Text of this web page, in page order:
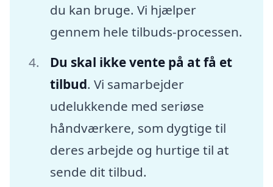
du kan bruge. Vi hjælper
gennem hele tilbuds-processen.
Du skal ikke vente på at få et
tilbud. Vi samarbejder
udelukkende med seriøse
håndværkere, som dygtige til
deres arbejde og hurtige til at
sende dit tilbud.